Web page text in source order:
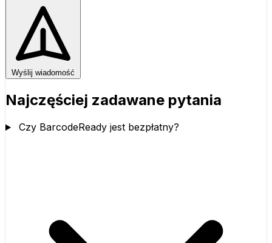
Wyślij wiadomość
Najczęściej zadawane pytania
Czy BarcodeReady jest bezpłatny?